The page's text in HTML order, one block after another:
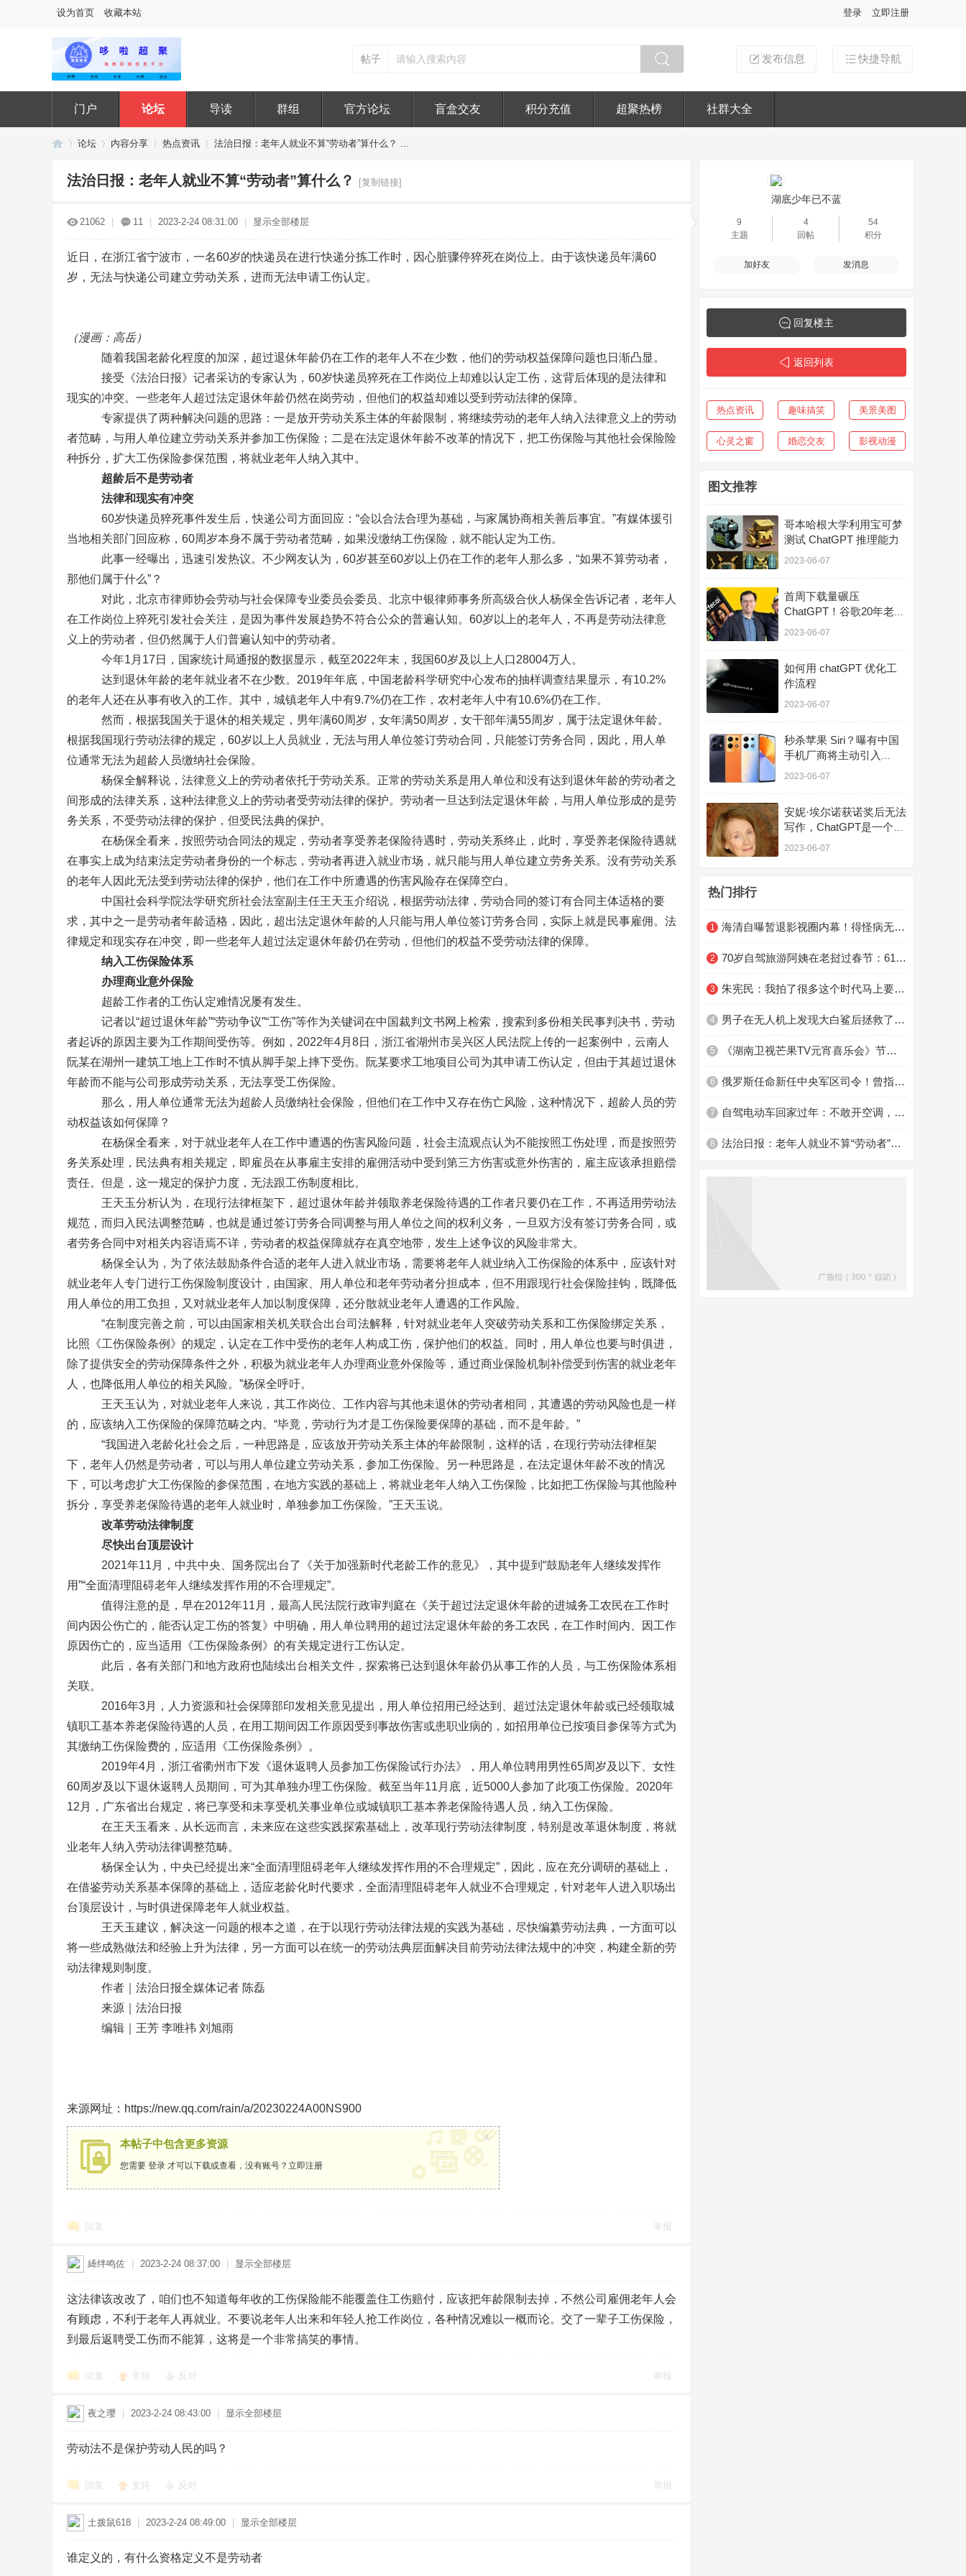
设为首页 收藏本站 登录 立即注册
快捷导航
发布信息
帖子
门户 论坛 导读 群组 官方论坛 盲盒交友 积分充值 超聚热榜 社群大全
论坛 内容分享 热点资讯 法治日报：老年人就业不算“劳动者”算什么？ ...
法治日报：老年人就业不算“劳动者”算什么？ [复制链接]
21062 11 2023-2-24 08:31:00 显示全部楼层
近日，在浙江省宁波市，一名60岁的快递员在进行快递分拣工作时，因心脏骤停猝死在岗位上。由于该快递员年满60
岁，无法与快递公司建立劳动关系，进而无法申请工伤认定。
（漫画：高岳）
随着我国老龄化程度的加深，超过退休年龄仍在工作的老年人不在少数，他们的劳动权益保障问题也日渐凸显。
接受《法治日报》记者采访的专家认为，60岁快递员猝死在工作岗位上却难以认定工伤，这背后体现的是法律和
现实的冲突。一些老年人超过法定退休年龄仍然在岗劳动，但他们的权益却难以受到劳动法律的保障。
专家提供了两种解决问题的思路：一是放开劳动关系主体的年龄限制，将继续劳动的老年人纳入法律意义上的劳动
者范畴，与用人单位建立劳动关系并参加工伤保险；二是在法定退休年龄不改革的情况下，把工伤保险与其他社会保险险
种拆分，扩大工伤保险参保范围，将就业老年人纳入其中。
超龄后不是劳动者
法律和现实有冲突
60岁快递员猝死事件发生后，快递公司方面回应：“会以合法合理为基础，与家属协商相关善后事宜。”有媒体援引
当地相关部门回应称，60周岁本身不属于劳动者范畴，如果没缴纳工伤保险，就不能认定为工伤。
此事一经曝出，迅速引发热议。不少网友认为，60岁甚至60岁以上仍在工作的老年人那么多，“如果不算劳动者，
那他们属于什么”？
对此，北京市律师协会劳动与社会保障专业委员会委员、北京中银律师事务所高级合伙人杨保全告诉记者，老年人
在工作岗位上猝死引发社会关注，是因为事件发展趋势不符合公众的普遍认知。60岁以上的老年人，不再是劳动法律意
义上的劳动者，但仍然属于人们普遍认知中的劳动者。
今年1月17日，国家统计局通报的数据显示，截至2022年末，我国60岁及以上人口28004万人。
达到退休年龄的老年就业者不在少数。2019年年底，中国老龄科学研究中心发布的抽样调查结果显示，有10.2%
的老年人还在从事有收入的工作。其中，城镇老年人中有9.7%仍在工作，农村老年人中有10.6%仍在工作。
然而，根据我国关于退休的相关规定，男年满60周岁，女年满50周岁，女干部年满55周岁，属于法定退休年龄。
根据我国现行劳动法律的规定，60岁以上人员就业，无法与用人单位签订劳动合同，只能签订劳务合同，因此，用人单
位通常无法为超龄人员缴纳社会保险。
杨保全解释说，法律意义上的劳动者依托于劳动关系。正常的劳动关系是用人单位和没有达到退休年龄的劳动者之
间形成的法律关系，这种法律意义上的劳动者受劳动法律的保护。劳动者一旦达到法定退休年龄，与用人单位形成的是劳
务关系，不受劳动法律的保护，但受民法典的保护。
在杨保全看来，按照劳动合同法的规定，劳动者享受养老保险待遇时，劳动关系终止，此时，享受养老保险待遇就
在事实上成为结束法定劳动者身份的一个标志，劳动者再进入就业市场，就只能与用人单位建立劳务关系。没有劳动关系
的老年人因此无法受到劳动法律的保护，他们在工作中所遭遇的伤害风险存在保障空白。
中国社会科学院法学研究所社会法室副主任王天玉介绍说，根据劳动法律，劳动合同的签订有合同主体适格的要
求，其中之一是劳动者年龄适格，因此，超出法定退休年龄的人只能与用人单位签订劳务合同，实际上就是民事雇佣。法
律规定和现实存在冲突，即一些老年人超过法定退休年龄仍在劳动，但他们的权益不受劳动法律的保障。
纳入工伤保险体系
办理商业意外保险
超龄工作者的工伤认定难情况屡有发生。
记者以“超过退休年龄”“劳动争议”“工伤”等作为关键词在中国裁判文书网上检索，搜索到多份相关民事判决书，劳动
者起诉的原因主要为工作期间受伤等。例如，2022年4月8日，浙江省湖州市吴兴区人民法院上传的一起案例中，云南人
阮某在湖州一建筑工地上工作时不慎从脚手架上摔下受伤。阮某要求工地项目公司为其申请工伤认定，但由于其超过退休
年龄而不能与公司形成劳动关系，无法享受工伤保险。
那么，用人单位通常无法为超龄人员缴纳社会保险，但他们在工作中又存在伤亡风险，这种情况下，超龄人员的劳
动权益该如何保障？
在杨保全看来，对于就业老年人在工作中遭遇的伤害风险问题，社会主流观点认为不能按照工伤处理，而是按照劳
务关系处理，民法典有相关规定，即雇员在从事雇主安排的雇佣活动中受到第三方伤害或意外伤害的，雇主应该承担赔偿
责任。但是，这一规定的保护力度，无法跟工伤制度相比。
王天玉分析认为，在现行法律框架下，超过退休年龄并领取养老保险待遇的工作者只要仍在工作，不再适用劳动法
规范，而归入民法调整范畴，也就是通过签订劳务合同调整与用人单位之间的权利义务，一旦双方没有签订劳务合同，或
者劳务合同中对相关内容语焉不详，劳动者的权益保障就存在真空地带，发生上述争议的风险非常大。
杨保全认为，为了依法鼓励条件合适的老年人进入就业市场，需要将老年人就业纳入工伤保险的体系中，应该针对
就业老年人专门进行工伤保险制度设计，由国家、用人单位和老年劳动者分担成本，但不用跟现行社会保险挂钩，既降低
用人单位的用工负担，又对就业老年人加以制度保障，还分散就业老年人遭遇的工作风险。
“在制度完善之前，可以由国家相关机关联合出台司法解释，针对就业老年人突破劳动关系和工伤保险绑定关系，
比照《工伤保险条例》的规定，认定在工作中受伤的老年人构成工伤，保护他们的权益。同时，用人单位也要与时俱进，
除了提供安全的劳动保障条件之外，积极为就业老年人办理商业意外保险等，通过商业保险机制补偿受到伤害的就业老年
人，也降低用人单位的相关风险。”杨保全呼吁。
王天玉认为，对就业老年人来说，其工作岗位、工作内容与其他未退休的劳动者相同，其遭遇的劳动风险也是一样
的，应该纳入工伤保险的保障范畴之内。“毕竟，劳动行为才是工伤保险要保障的基础，而不是年龄。”
“我国进入老龄化社会之后，一种思路是，应该放开劳动关系主体的年龄限制，这样的话，在现行劳动法律框架
下，老年人仍然是劳动者，可以与用人单位建立劳动关系，参加工伤保险。另一种思路是，在法定退休年龄不改的情况
下，可以考虑扩大工伤保险的参保范围，在地方实践的基础上，将就业老年人纳入工伤保险，比如把工伤保险与其他险种
拆分，享受养老保险待遇的老年人就业时，单独参加工伤保险。”王天玉说。
改革劳动法律制度
尽快出台顶层设计
2021年11月，中共中央、国务院出台了《关于加强新时代老龄工作的意见》，其中提到“鼓励老年人继续发挥作
用”“全面清理阻碍老年人继续发挥作用的不合理规定”。
值得注意的是，早在2012年11月，最高人民法院行政审判庭在《关于超过法定退休年龄的进城务工农民在工作时
间内因公伤亡的，能否认定工伤的答复》中明确，用人单位聘用的超过法定退休年龄的务工农民，在工作时间内、因工作
原因伤亡的，应当适用《工伤保险条例》的有关规定进行工伤认定。
此后，各有关部门和地方政府也陆续出台相关文件，探索将已达到退休年龄仍从事工作的人员，与工伤保险体系相
关联。
2016年3月，人力资源和社会保障部印发相关意见提出，用人单位招用已经达到、超过法定退休年龄或已经领取城
镇职工基本养老保险待遇的人员，在用工期间因工作原因受到事故伤害或患职业病的，如招用单位已按项目参保等方式为
其缴纳工伤保险费的，应适用《工伤保险条例》。
2019年4月，浙江省衢州市下发《退休返聘人员参加工伤保险试行办法》，用人单位聘用男性65周岁及以下、女性
60周岁及以下退休返聘人员期间，可为其单独办理工伤保险。截至当年11月底，近5000人参加了此项工伤保险。2020年
12月，广东省出台规定，将已享受和未享受机关事业单位或城镇职工基本养老保险待遇人员，纳入工伤保险。
在王天玉看来，从长远而言，未来应在这些实践探索基础上，改革现行劳动法律制度，特别是改革退休制度，将就
业老年人纳入劳动法律调整范畴。
杨保全认为，中央已经提出来“全面清理阻碍老年人继续发挥作用的不合理规定”，因此，应在充分调研的基础上，
在借鉴劳动关系基本保障的基础上，适应老龄化时代要求，全面清理阻碍老年人就业不合理规定，针对老年人进入职场出
台顶层设计，与时俱进保障老年人就业权益。
王天玉建议，解决这一问题的根本之道，在于以现行劳动法律法规的实践为基础，尽快编纂劳动法典，一方面可以
将一些成熟做法和经验上升为法律，另一方面可以在统一的劳动法典层面解决目前劳动法律法规中的冲突，构建全新的劳
动法律规则制度。
作者｜法治日报全媒体记者 陈磊
来源｜法治日报
编辑｜王芳 李唯祎 刘旭雨
来源网址：https://new.qq.com/rain/a/20230224A00NS900
本帖子中包含更多资源
您需要 登录 才可以下载或查看，没有账号？ 立即注册
x
回复 举报
縴绊鸣佐 2023-2-24 08:37:00 显示全部楼层
这法律该改改了，咱们也不知道每年收的工伤保险能不能覆盖住工伤赔付，应该把年龄限制去掉，不然公司雇佣老年人会
有顾虑，不利于老年人再就业。不要说老年人出来和年轻人抢工作岗位，各种情况难以一概而论。交了一辈子工伤保险，
到最后返聘受工伤而不能算，这将是一个非常搞笑的事情。
回复 支持 反对 举报
夜之璎 2023-2-24 08:43:00 显示全部楼层
劳动法不是保护劳动人民的吗？
回复 支持 反对 举报
土拨鼠618 2023-2-24 08:49:00 显示全部楼层
谁定义的，有什么资格定义不是劳动者
湖底少年已不蓝
9
主题
4
回帖
54
积分
加好友 发消息
回复楼主
返回列表
热点资讯 趣味搞笑 美景美图
心灵之窗 婚恋交友 影视动漫
图文推荐
哥本哈根大学利用宝可梦
测试 ChatGPT 推理能力
2023-06-07
首周下载量碾压
ChatGPT！谷歌20年老员
工叛逃，创立第二个
2023-06-07
如何用 chatGPT 优化工
作流程
2023-06-07
秒杀苹果 Siri？曝有中国
手机厂商将主动引入
ChatGPT
2023-06-07
安妮·埃尔诺获诺奖后无法
写作，ChatGPT是一个科
幻迷书呆子 | 文化周报
2023-06-07
热门排行
1 海清自曝暂退影视圈内幕！得怪病无药可治剧痛难忍，隐婚多年老公身份曝光
2 70岁自驾旅游阿姨在老挝过春节：61岁考驾照，终身未婚，看山水能忘记人生的不如意
3 朱宪民：我拍了很多这个时代马上要消失的东西
4 男子在无人机上发现大白鲨后拯救了数百名游泳者
5 《湖南卫视芒果TV元宵喜乐会》节目单来了，民间达人展示奇招绝活
6 俄罗斯任命新任中央军区司令！曾指挥马里乌波尔战斗，还被传“阵亡”
7 自驾电动车回家过年：不敢开空调，充电就像“开盲盒”
8 法治日报：老年人就业不算“劳动者”算什么？